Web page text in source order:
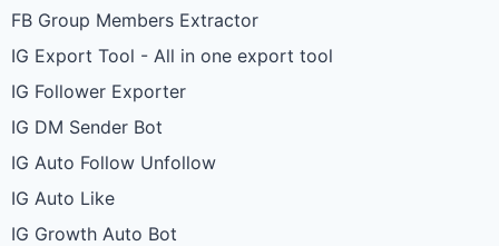
FB Group Members Extractor
IG Export Tool - All in one export tool
IG Follower Exporter
IG DM Sender Bot
IG Auto Follow Unfollow
IG Auto Like
IG Growth Auto Bot